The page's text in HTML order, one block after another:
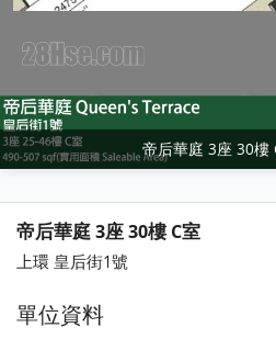
帝后華庭 3座 30樓
帝后華庭 3座 30樓 C室
上環 皇后街1號
單位資料